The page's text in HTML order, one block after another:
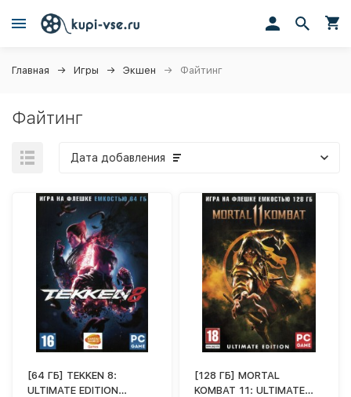
Главная Игры Экшен Файтинг
Файтинг
Дата добавления
[64 ГБ] TEKKEN 8:
ULTIMATE EDITION
[128 ГБ] MORTAL
KOMBAT 11: ULTIMATE